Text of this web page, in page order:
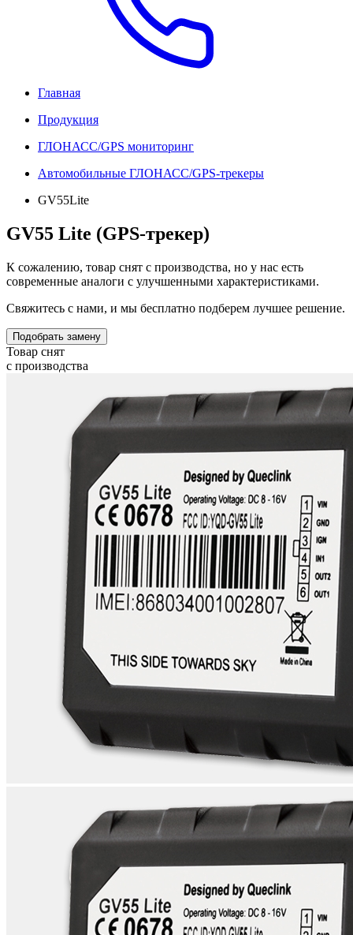
Главная
Продукция
ГЛОНАСС/GPS мониторинг
Автомобильные ГЛОНАСС/GPS-трекеры
GV55Lite
GV55 Lite (GPS-трекер)
К сожалению, товар снят с производства, но у нас есть
современные аналоги с улучшенными характеристиками.
Свяжитесь с нами, и мы бесплатно подберем лучшее решение.
Подобрать замену
Товар снят
с производства